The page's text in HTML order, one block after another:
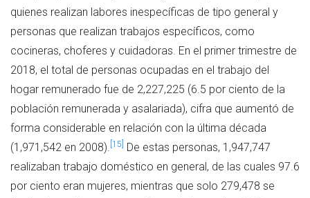
quienes realizan labores inespecíficas de tipo general y
personas que realizan trabajos específicos, como
cocineras, choferes y cuidadoras. En el primer trimestre de
2018, el total de personas ocupadas en el trabajo del
hogar remunerado fue de 2,227,225 (6.5 por ciento de la
población remunerada y asalariada), cifra que aumentó de
forma considerable en relación con la última década
(1,971,542 en 2008). [15]
De estas personas, 1,947,747
realizaban trabajo doméstico en general, de las cuales 97.6
por ciento eran mujeres, mientras que solo 279,478 se